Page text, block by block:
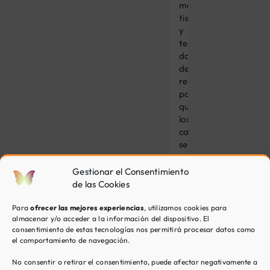
Gestionar el Consentimiento
de las Cookies
Paraofrecer las mejores experiencias, utilizamos cookies para
almacenar y/o acceder a la información del dispositivo. El
consentimiento de estas tecnologías nos permitirá procesar datos como
el comportamiento de navegación.
No consentir o retirar el consentimiento, puede afectar negativamente a
menos
tiempo,
y
te
dota
de
recursos
para
que
los
cambios
se
mantengan
con
del
tiempo.